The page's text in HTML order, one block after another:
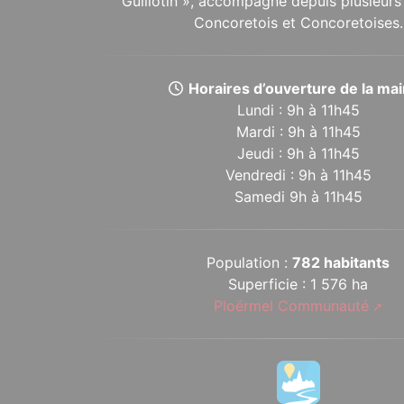
Concoretois et Concoretoises.
Horaires d’ouverture de la
Lundi : 9h à 11h45
Mardi : 9h à 11h45
Jeudi : 9h à 11h45
Vendredi : 9h à 11h45
Samedi 9h à 11h45
Population :782 habitants
Superficie : 1 576 ha
Ploërmel Communauté